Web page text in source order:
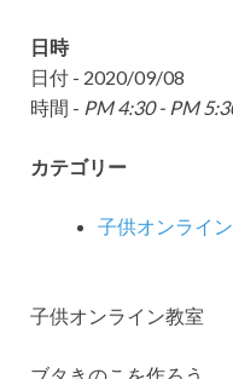
日時
日付 - 2020/09/08
時間 - PM 4:30 - PM
カテゴリー
子供オンライ
子供オンライン教室